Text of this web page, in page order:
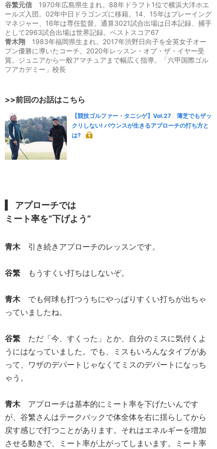
谷繁元信 1970年広島県生まれ。88年ドラフト1位で横浜大洋ホエ
ールズ入団。02年中日ドラゴンズに移籍。14、15年はプレーイング
マネジャー、16年は専任監督。通算3021試合出場は日本記録、捕手
として2963試合出場は世界記録。ベストスコア67
青木翔 1983年福岡県生まれ。2017年渋野日向子を全英女子オー
プン優勝に導いたコーチ。2020年レッスン・オブ・ザ・イヤー受
賞。ジュニアから一般アマチュアまで幅広く指導。「六甲国際ゴル
フアカデミー」校長
>>前回のお話はこちら
【競技ゴルファー・タニシゲ】Vol.27 薄芝でもザッ
クリしない! バウンスが生きるアプローチの打ち方と
は?
アプローチでは
ミート率を“下げよう”
青木引き続きアプローチのレッスンです。
谷繁 もうすくい打ちはしないぞ。
青木でも何球も打つうちにやっぱりすくい打ちが出ちゃ
っていましたね。
谷繁 ただ「今、すくった」とか、自分のミスに気付くよ
うにはなっていました。でも、ミスもいろんなタイプがあ
って、ワザのデパートじゃなくてミスのデパートになっち
ゃう。
青木アプローチは基本的にミート率を下げたいんです
が、谷繁さんはテークバックで体全体を右に揺らしてから
戻す感じで打つことがあります。それはエネルギーを増加
させる動きで、ミート率が上がってしまいます。ミート率